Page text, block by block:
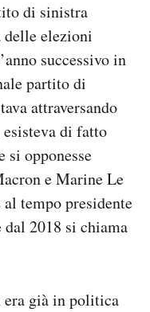
di sinistra
delle elezioni
successivo in
partito di
attraversando
di fatto
si opponesse
e Marine Le
tempo presidente
2018 si chiama
era già in politica